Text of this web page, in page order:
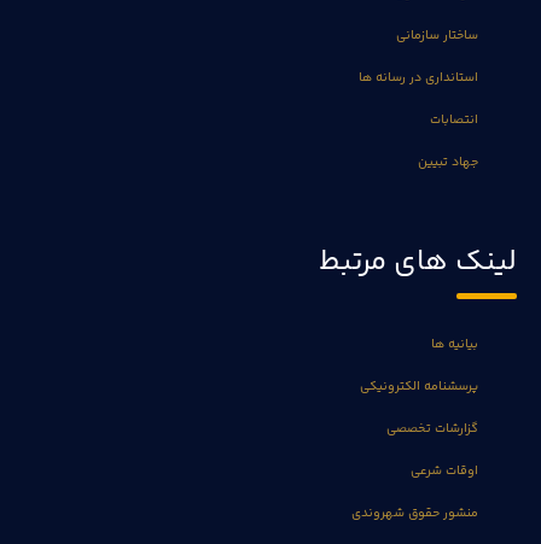
ساختار سازمانی
استانداری در رسانه ها
انتصابات
جهاد تبیین
لینک های مرتبط
بیانیه ها
پرسشنامه الکترونیکی
گزارشات تخصصی
اوقات شرعی
منشور حقوق شهروندی